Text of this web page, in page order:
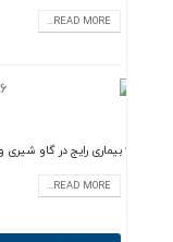
READ MORE...
6 بیماری رایج در گاو شیری و روش‌های پیشگیری
READ MORE...